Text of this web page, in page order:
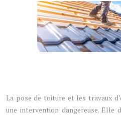
La pose de toiture et les travaux
une intervention dangereuse. Elle